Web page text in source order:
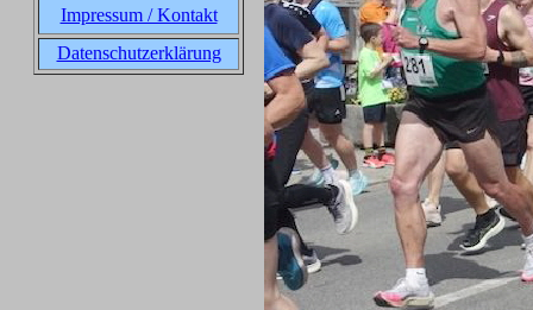
Impressum / Kontakt
Datenschutzerklärung